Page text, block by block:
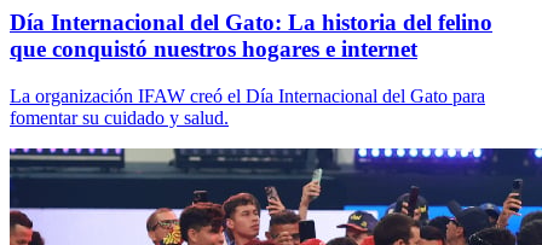
Día Internacional del Gato: La historia del felino
que conquistó nuestros hogares e internet
La organización IFAW creó el Día Internacional del Gato para
fomentar su cuidado y salud.